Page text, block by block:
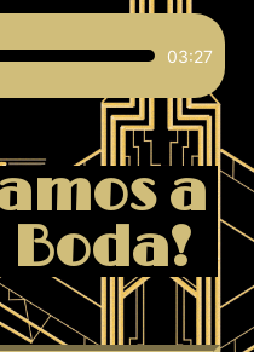
03:27
a